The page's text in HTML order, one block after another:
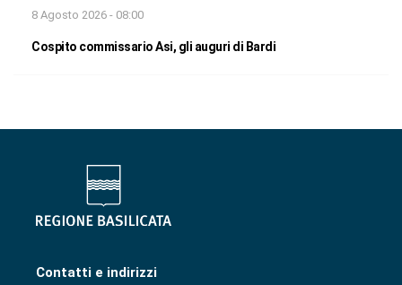
8 Agosto 2026 - 08:00
Cospito commissario Asi, gli auguri di Bardi
Contatti e indirizzi